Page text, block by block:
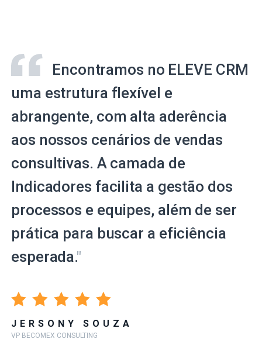
Encontramos no ELEVE CRM
uma estrutura flexível e
abrangente, com alta aderência
aos nossos cenários de vendas
consultivas. A camada de
Indicadores facilita a gestão dos
processos e equipes, além de ser
prática para buscar a eficiência
esperada."
JERSONY SOUZA
VP BECOMEX CONSULTING